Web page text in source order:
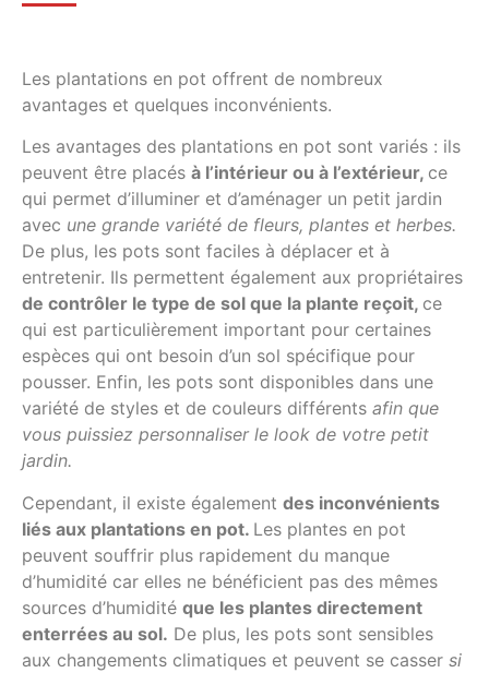
Les plantations en pot offrent de nombreux
avantages et quelques inconvénients.
Les avantages des plantations en pot sont variés : ils
peuvent être placés à l’intérieur ou à l’extérieur, ce
qui permet d’illuminer et d’aménager un petit jardin
avec une grande variété de fleurs, plantes et herbes.
De plus, les pots sont faciles à déplacer et à
entretenir. Ils permettent également aux propriétaires
de contrôler le type de sol que la plante reçoit, ce
qui est particulièrement important pour certaines
espèces qui ont besoin d’un sol spécifique pour
pousser. Enfin, les pots sont disponibles dans une
variété de styles et de couleurs différents afin que
vous puissiez personnaliser le look de votre petit
jardin.
Cependant, il existe également des inconvénients
liés aux plantations en pot. Les plantes en pot
peuvent souffrir plus rapidement du manque
d’humidité car elles ne bénéficient pas des mêmes
sources d’humidité que les plantes directement
enterrées au sol. De plus, les pots sont sensibles
aux changements climatiques et peuvent se casser si